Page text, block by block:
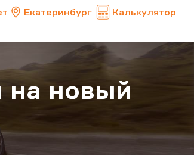
Екатеринбург Калькулятор
на новый